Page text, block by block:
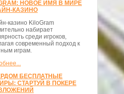
НОВОЕ ИМЯ В МИРЕ
КАЗИНО
казино KiloGram
набирает
среди игроков,
современный подход к
играм.
БЕСПЛАТНЫЕ
СТАРТУЙ В ПОКЕРЕ